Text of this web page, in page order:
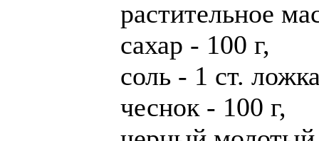
растительное
сахар - 100 г,
соль - 1 ст.
чеснок - 100 г,